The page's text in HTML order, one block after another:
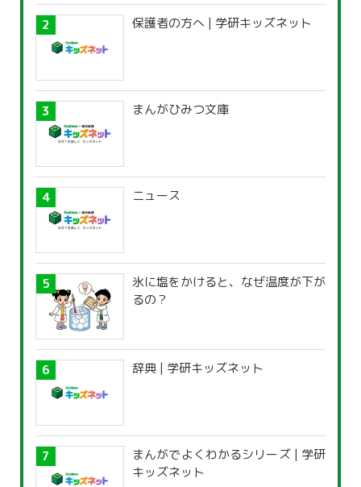
保護者の方へ | 学研キッズネット
まんがひみつ文庫
ニュース
氷に塩をかけると、なぜ温度が下が
るの？
辞典 | 学研キッズネット
まんがでよくわかるシリーズ | 学研
キッズネット